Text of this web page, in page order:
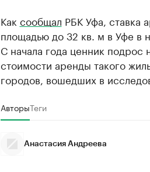
Как сообщал РБК Уфа, ставка
площадью до 32 кв. м в Уфе в
С начала года ценник
стоимости аренды такого
городов, вошедших в
АвторыТеги
Анастасия Андреева